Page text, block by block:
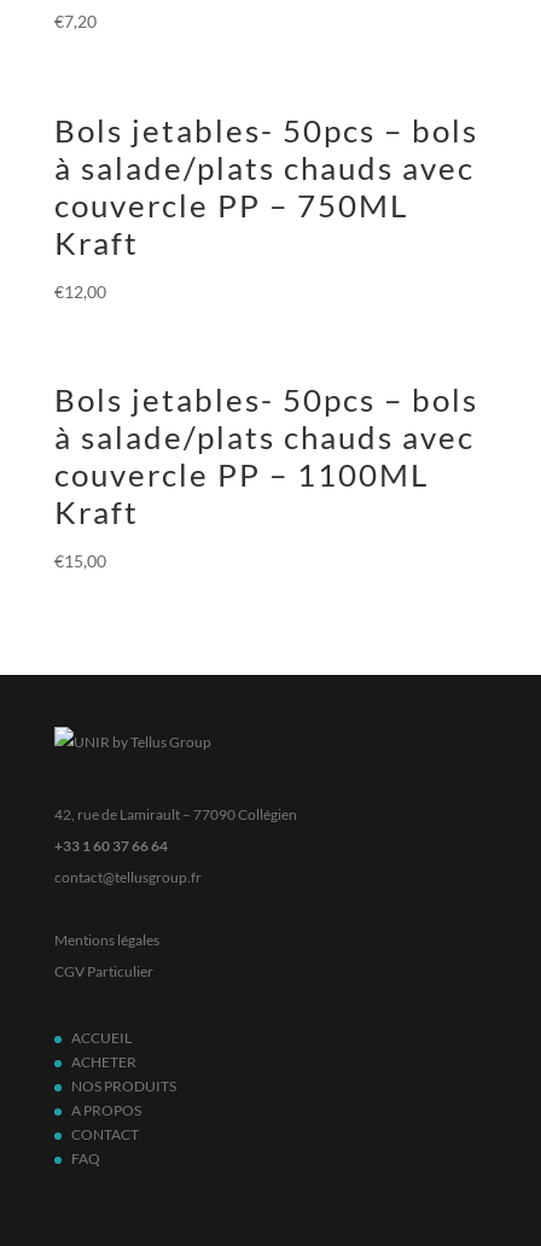
€7,20
Bols jetables- 50pcs – bols
à salade/plats chauds avec
couvercle PP – 750ML
Kraft
€12,00
Bols jetables- 50pcs – bols
à salade/plats chauds avec
couvercle PP – 1100ML
Kraft
€15,00
42, rue de Lamirault – 77090 Collégien
+33 1 60 37 66 64
contact@tellusgroup.fr
Mentions légales
CGV Particulier
ACCUEIL
ACHETER
NOS PRODUITS
A PROPOS
CONTACT
FAQ